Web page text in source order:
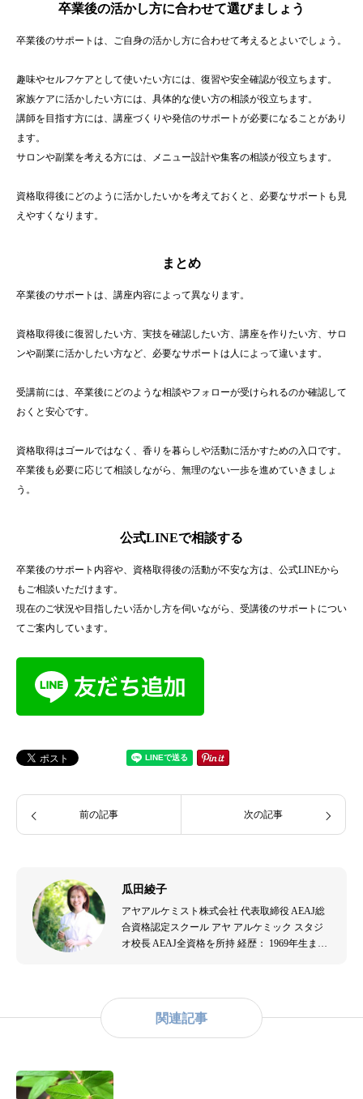
卒業後の活かし方に合わせて選びましょう
卒業後のサポートは、ご自身の活かし方に合わせて考えるとよいでしょう。
趣味やセルフケアとして使いたい方には、復習や安全確認が役立ちます。
家族ケアに活かしたい方には、具体的な使い方の相談が役立ちます。
講師を目指す方には、講座づくりや発信のサポートが必要になることがあり
ます。
サロンや副業を考える方には、メニュー設計や集客の相談が役立ちます。
資格取得後にどのように活かしたいかを考えておくと、必要なサポートも見
えやすくなります。
まとめ
卒業後のサポートは、講座内容によって異なります。
資格取得後に復習したい方、実技を確認したい方、講座を作りたい方、サロ
ンや副業に活かしたい方など、必要なサポートは人によって違います。
受講前には、卒業後にどのような相談やフォローが受けられるのか確認して
おくと安心です。
資格取得はゴールではなく、香りを暮らしや活動に活かすための入口です。
卒業後も必要に応じて相談しながら、無理のない一歩を進めていきましょ
う。
公式LINEで相談する
卒業後のサポート内容や、資格取得後の活動が不安な方は、公式LINEから
もご相談いただけます。
現在のご状況や目指したい活かし方を伺いながら、受講後のサポートについ
てご案内しています。
前の記事 次の記事
瓜田綾子
アヤアルケミスト株式会社 代表取締役 AEAJ総
合資格認定スクール アヤ アルケミック スタジ
オ校長 AEAJ全資格を所持 経歴： 1969年生ま
アルケミスト株式会社を設立。アロマテラピー
の普及と教育に尽力。主な資格： - （公社）日
本アロマ環境協会認定アロマセラピスト - （公
関連記事